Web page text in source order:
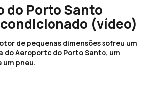
do Porto Santo
(vídeo)
de pequenas dimensões sofreu um
do Aeroporto do Porto Santo, um
pneu.